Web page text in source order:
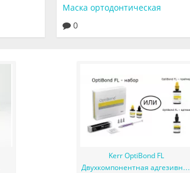
Маска ортодонтическая
0
Kerr OptiBond FL
Двухкомпонентная адгезивная